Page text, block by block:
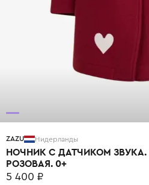
ZAZU Нидерланды
НОЧНИК С ДАТЧИКОМ ЗВУКА.
РОЗОВАЯ. 0+
5 400 ₽